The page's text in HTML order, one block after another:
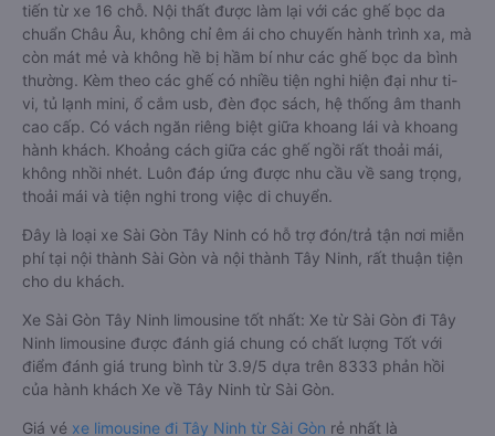
tiến từ xe 16 chỗ. Nội thất được làm lại với các ghế bọc da
chuẩn Châu Âu, không chỉ êm ái cho chuyến hành trình xa, mà
còn mát mẻ và không hề bị hầm bí như các ghế bọc da bình
thường. Kèm theo các ghế có nhiều tiện nghi hiện đại như ti-
vi, tủ lạnh mini, ổ cắm usb, đèn đọc sách, hệ thống âm thanh
cao cấp. Có vách ngăn riêng biệt giữa khoang lái và khoang
hành khách. Khoảng cách giữa các ghế ngồi rất thoải mái,
không nhồi nhét. Luôn đáp ứng được nhu cầu về sang trọng,
thoải mái và tiện nghi trong việc di chuyển.
Đây là loại xe Sài Gòn Tây Ninh có hỗ trợ đón/trả tận nơi miễn
phí tại nội thành Sài Gòn và nội thành Tây Ninh, rất thuận tiện
cho du khách.
Xe Sài Gòn Tây Ninh limousine tốt nhất: Xe từ Sài Gòn đi Tây
Ninh limousine được đánh giá chung có chất lượng Tốt với
điểm đánh giá trung bình từ 3.9/5 dựa trên 8333 phản hồi
của hành khách Xe về Tây Ninh từ Sài Gòn.
Giá vé xe limousine đi Tây Ninh từ Sài Gòn rẻ nhất là